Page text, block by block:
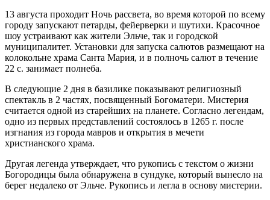
13 августа проходит Ночь рассвета, во время которой по всему
городу запускают петарды, фейерверки и шутихи. Красочное
шоу устраивают как жители Эльче, так и городской
муниципалитет. Установки для запуска салютов размещают на
колокольне храма Санта Мария, и в полночь салют в течение
22 с. занимает полнеба.
В следующие 2 дня в базилике показывают религиозный
спектакль в 2 частях, посвященный Богоматери. Мистерия
считается одной из старейших на планете. Согласно легендам,
одно из первых представлений состоялось в 1265 г. после
изгнания из города мавров и открытия в мечети
христианского храма.
Другая легенда утверждает, что рукопись с текстом о жизни
Богородицы была обнаружена в сундуке, который вынесло на
берег недалеко от Эльче. Рукопись и легла в основу мистерии.